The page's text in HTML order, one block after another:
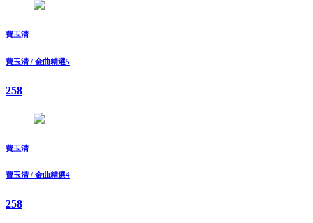
費玉清
費玉清 / 金曲精選5
258
費玉清
費玉清 / 金曲精選4
258